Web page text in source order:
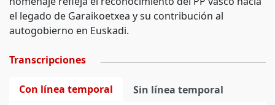
el legado de Garaikoetxea y su contribución al
autogobierno en Euskadi.
Transcripciones
Con línea temporal Sin línea temporal